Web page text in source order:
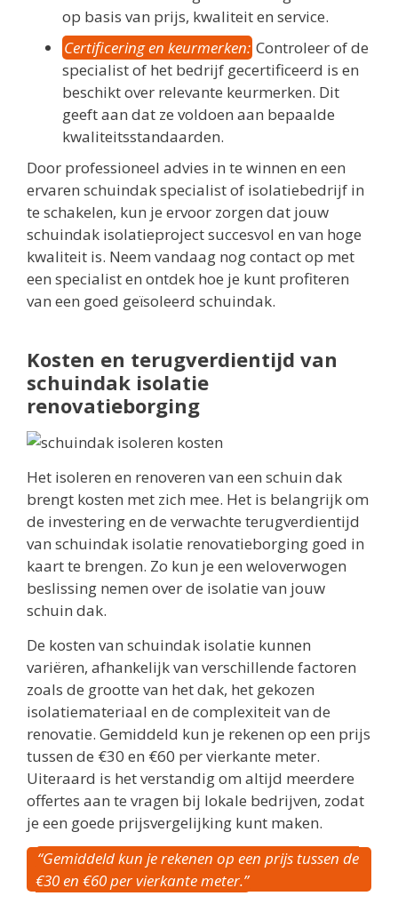
op basis van prijs, kwaliteit en service.
Certificering en keurmerken: Controleer of de
specialist of het bedrijf gecertificeerd is en
beschikt over relevante keurmerken. Dit
geeft aan dat ze voldoen aan bepaalde
kwaliteitsstandaarden.
Door professioneel advies in te winnen en een
ervaren schuindak specialist of isolatiebedrijf in
te schakelen, kun je ervoor zorgen dat jouw
schuindak isolatieproject succesvol en van hoge
kwaliteit is. Neem vandaag nog contact op met
een specialist en ontdek hoe je kunt profiteren
van een goed geïsoleerd schuindak.
Kosten en terugverdientijd van
schuindak isolatie
renovatieborging
Het isoleren en renoveren van een schuin dak
brengt kosten met zich mee. Het is belangrijk om
de investering en de verwachte terugverdientijd
van schuindak isolatie renovatieborging goed in
kaart te brengen. Zo kun je een weloverwogen
beslissing nemen over de isolatie van jouw
schuin dak.
De kosten van schuindak isolatie kunnen
variëren, afhankelijk van verschillende factoren
zoals de grootte van het dak, het gekozen
isolatiemateriaal en de complexiteit van de
renovatie. Gemiddeld kun je rekenen op een prijs
tussen de €30 en €60 per vierkante meter.
Uiteraard is het verstandig om altijd meerdere
offertes aan te vragen bij lokale bedrijven, zodat
je een goede prijsvergelijking kunt maken.
“Gemiddeld kun je rekenen op een prijs tussen de
€30 en €60 per vierkante meter.”